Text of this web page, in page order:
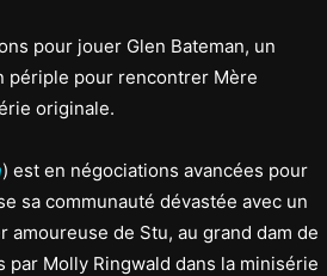
pour jouer Glen Bateman, un
périple pour rencontrer Mère
originale.
) est en négociations avancées pour
sa communauté dévastée avec un
amoureuse de Stu, au grand dam de
Molly Ringwald dans la minisérie